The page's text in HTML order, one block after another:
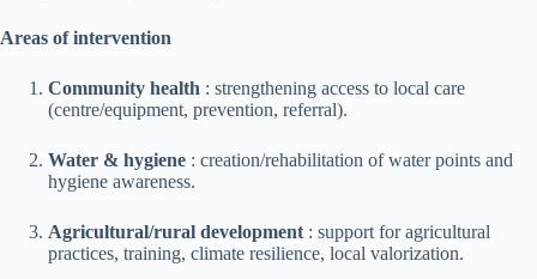
Areas of intervention
Community health : strengthening access to local care
(centre/equipment, prevention, referral).
Water & hygiene : creation/rehabilitation of water points and
hygiene awareness.
Agricultural/rural development : support for agricultural
practices, training, climate resilience, local valorization.